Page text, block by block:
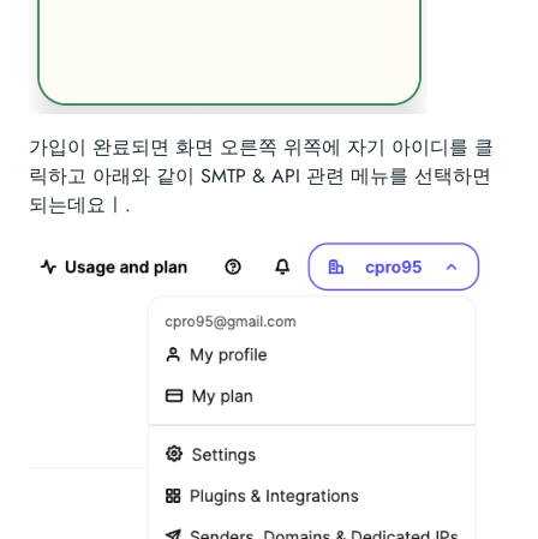
가입이 완료되면 화면 오른쪽 위쪽에 자기 아이디를 클
릭하고 아래와 같이 SMTP & API 관련 메뉴를 선택하면
되는데요ㅣ.